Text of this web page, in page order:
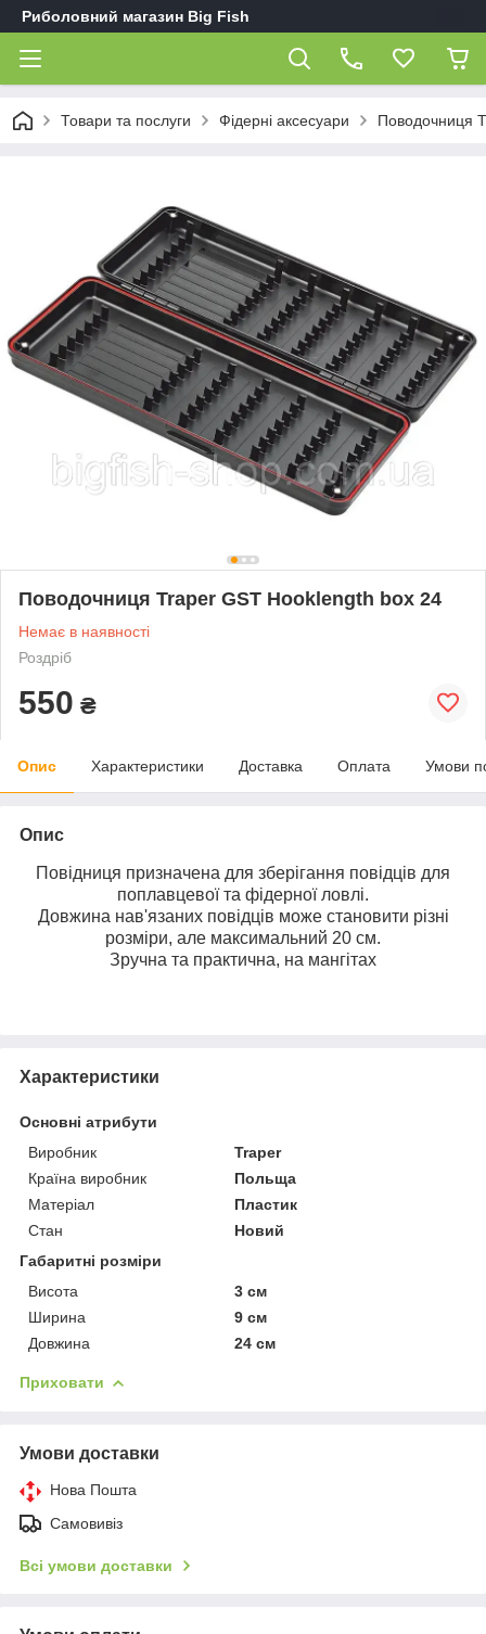
Риболовний магазин Big Fish
Товари та послуги Фідерні аксесуари Поводочниця
Поводочниця Traper GST Hooklength box 24
Немає в наявності
Роздріб
550 ₴
Опис Характеристики Доставка Оплата Умови
Опис
Повідниця призначена для зберігання повідців для
поплавцевої та фідерної ловлі.
Довжина нав'язаних повідців може становити різні
розміри, але максимальний 20 см.
Зручна та практична, на мангітах
Характеристики
Основні атрибути
Виробник
Traper
Країна виробник
Польща
Матеріал
Пластик
Стан
Новий
Габаритні розміри
Висота
3 см
Ширина
9 см
Довжина
24 см
Приховати
Умови доставки
Нова Пошта
Самовивіз
Всі умови доставки